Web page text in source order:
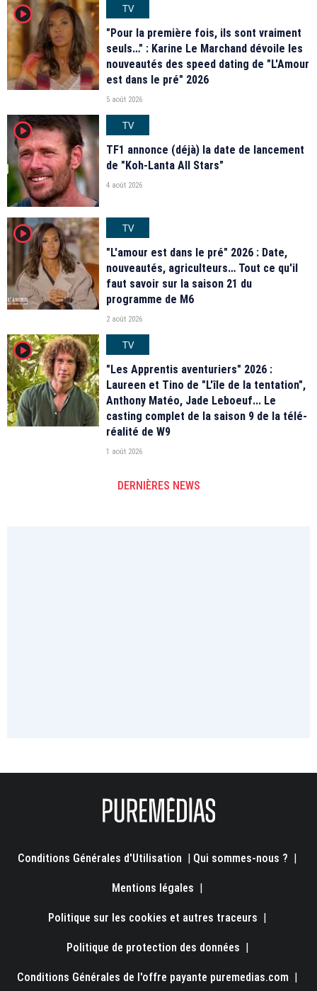
player2
TV
"Pour la première fois, ils sont vraiment
seuls…" : Karine Le Marchand dévoile les
nouveautés des speed dating de "L'Amour
est dans le pré" 2026
5 août 2026
player2
TV
TF1 annonce (déjà) la date de lancement
de "Koh-Lanta All Stars"
4 août 2026
player2
TV
"L'amour est dans le pré" 2026 : Date,
nouveautés, agriculteurs… Tout ce qu'il
faut savoir sur la saison 21 du
programme de M6
2 août 2026
player2
TV
"Les Apprentis aventuriers" 2026 :
Laureen et Tino de "L'île de la tentation",
Anthony Matéo, Jade Leboeuf... Le
casting complet de la saison 9 de la télé-
réalité de W9
1 août 2026
DERNIÈRES NEWS
Conditions Générales d'Utilisation | Qui sommes-nous ? |
Mentions légales |
Politique sur les cookies et autres traceurs |
Politique de protection des données |
Conditions Générales de l'offre payante puremedias.com |